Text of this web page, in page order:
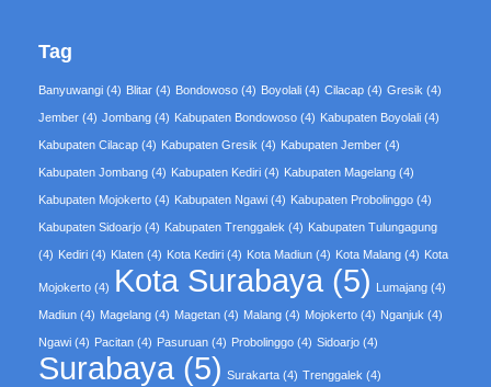
Tag
Banyuwangi (4) Blitar (4) Bondowoso (4) Boyolali (4) Cilacap (4) Gresik (4)
Jember (4) Jombang (4) Kabupaten Bondowoso (4) Kabupaten Boyolali (4)
Kabupaten Cilacap (4) Kabupaten Gresik (4) Kabupaten Jember (4)
Kabupaten Jombang (4) Kabupaten Kediri (4) Kabupaten Magelang (4)
Kabupaten Mojokerto (4) Kabupaten Ngawi (4) Kabupaten Probolinggo (4)
Kabupaten Sidoarjo (4) Kabupaten Trenggalek (4) Kabupaten Tulungagung
(4) Kediri (4) Klaten (4) Kota Kediri (4) Kota Madiun (4) Kota Malang (4) Kota
Mojokerto (4) Kota Surabaya (5) Lumajang (4)
Madiun (4) Magelang (4) Magetan (4) Malang (4) Mojokerto (4) Nganjuk (4)
Ngawi (4) Pacitan (4) Pasuruan (4) Probolinggo (4) Sidoarjo (4)
Surabaya (5) Surakarta (4) Trenggalek (4)